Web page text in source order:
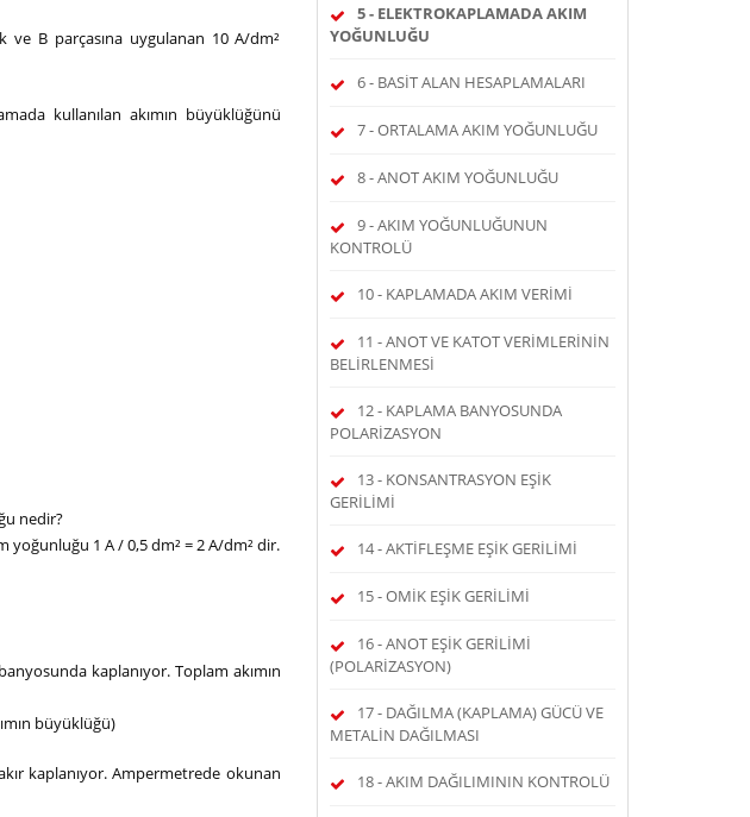
ve B parçasına uygulanan 10 A/dm²
kullanılan akımın büyüklüğünü
nedir?
yoğunluğu 1 A / 0,5 dm² = 2 A/dm² dir.
kaplanıyor. Toplam akımın
büyüklüğü)
kaplanıyor. Ampermetrede okunan
5 - ELEKTROKAPLAMADA AKIM
YOĞUNLUĞU
6 - BASİT ALAN HESAPLAMALARI
7 - ORTALAMA AKIM YOĞUNLUĞU
8 - ANOT AKIM YOĞUNLUĞU
9 - AKIM YOĞUNLUĞUNUN
KONTROLÜ
10 - KAPLAMADA AKIM VERİMİ
11 - ANOT VE KATOT VERİMLERİNİN
BELİRLENMESİ
12 - KAPLAMA BANYOSUNDA
POLARİZASYON
13 - KONSANTRASYON EŞİK
GERİLİMİ
14 - AKTİFLEŞME EŞİK GERİLİMİ
15 - OMİK EŞİK GERİLİMİ
16 - ANOT EŞİK GERİLİMİ
(POLARİZASYON)
17 - DAĞILMA (KAPLAMA) GÜCÜ VE
METALİN DAĞILMASI
18 - AKIM DAĞILIMININ KONTROLÜ